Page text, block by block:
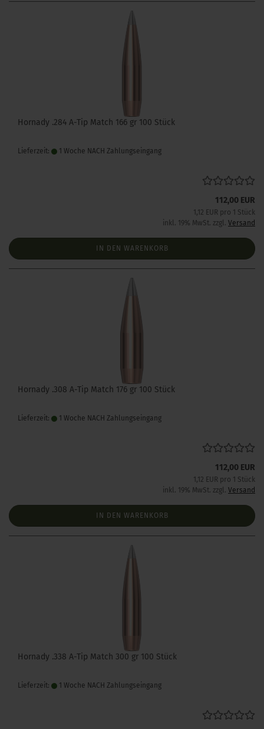
Hornady .284 A-Tip Match 166 gr 100 Stück
Lieferzeit: 1 Woche NACH Zahlungseingang
112,00 EUR
1,12 EUR pro 1 Stück
inkl. 19% MwSt. zzgl. Versand
IN DEN WARENKORB
Hornady .308 A-Tip Match 176 gr 100 Stück
Lieferzeit: 1 Woche NACH Zahlungseingang
112,00 EUR
1,12 EUR pro 1 Stück
inkl. 19% MwSt. zzgl. Versand
IN DEN WARENKORB
Hornady .338 A-Tip Match 300 gr 100 Stück
Lieferzeit: 1 Woche NACH Zahlungseingang